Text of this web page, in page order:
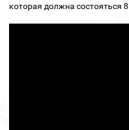
которая должна состояться